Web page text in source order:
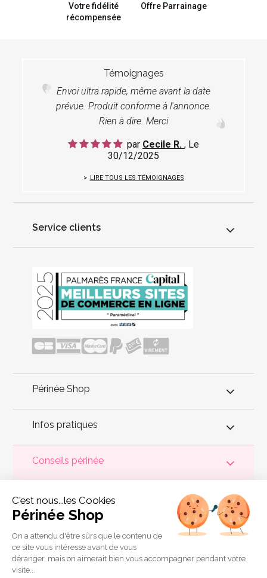
Votre fidélité
récompensée
Offre Parrainage
Témoignages
Envoi ultra rapide, même avant la date
prévue. Produit conforme à l'annonce.
Rien à dire. Merci
par Cecile R. , Le
30/12/2025
LIRE TOUS LES TÉMOIGNAGES
Service clients
Périnée Shop
Infos pratiques
Conseils périnée
de muscler et de rééduquer le plancher pelvienpour éviter les
problèmes d'incontinence
, de pesanteur pelvienne, de manque
de sensations durant les rapports sexuels et de petites
fuites
Périnée Shop
a sélectionné les meilleures solutions
pour la rééducation périnéale et pour l'auto-traitement de
l'incontinence à domicile :
biofeedback,cônes vaginaux
connectées etaccessoires pour exercices de Kegel.
C'est nous...les Cookies
Périnée Shop
On a attendu d'être sûrs que le contenu de
ce site vous intéresse avant de vous
déranger, mais on aimerait bien vous accompagner pendant votre
visite...